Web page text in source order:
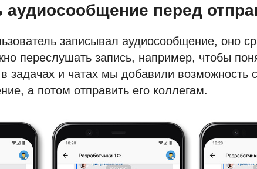
перед
записывал аудиосообщение, оно
переслушать запись, например, чтобы
задачах и чатах мы добавили возможность
а потом отправить его коллегам.